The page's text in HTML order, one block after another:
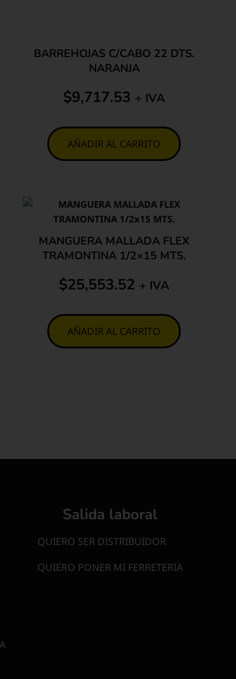
BARREHOJAS C/CABO 22 DTS.
NARANJA
$9,717.53 + IVA
AÑADIR AL CARRITO
MANGUERA MALLADA FLEX
TRAMONTINA 1/2×15 MTS.
$25,553.52 + IVA
AÑADIR AL CARRITO
Salida laboral
QUIERO SER DISTRIBUIDOR
QUIERO PONER MI FERRETERIA